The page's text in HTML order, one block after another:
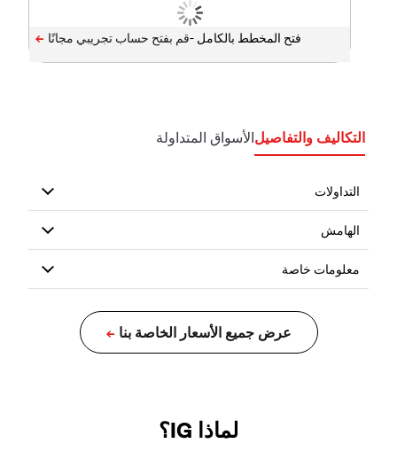
فتح المخطط بالكامل -
التكاليف والتفاصيلالأسواق المتداولة
لماذا IG؟